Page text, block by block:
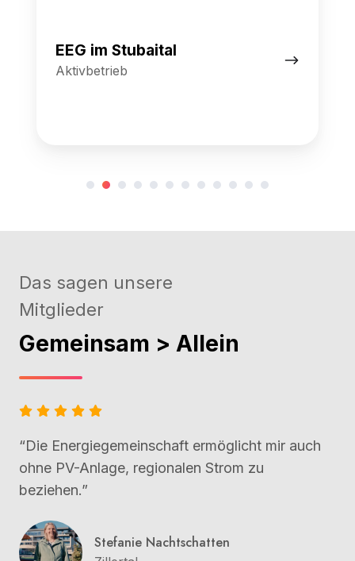
EEG im Stubaital
Aktivbetrieb
Das sagen unsere
Mitglieder
Gemeinsam > Allein
“Die Energiegemeinschaft ermöglicht mir auch
ohne PV-Anlage, regionalen Strom zu
beziehen.”
Stefanie Nachtschatten